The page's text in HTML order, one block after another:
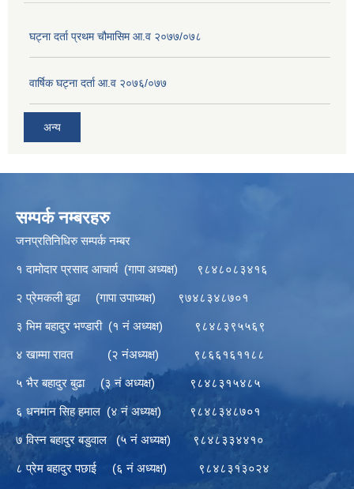
घट्ना दर्ता प्रथम चौमासिम आ.व २०७७/०७८
वार्षिक घट्ना दर्ता आ.व २०७६/०७७
अन्य
सम्पर्क नम्बरहरु
जनप्रतिनिधिरु सम्पर्क नम्बर
१ दामोदार प्रसाद आचार्य (गापा अध्यक्ष) ९८४८०८३४१६
२ प्रेमकली बुढा (गापा उपाध्यक्ष) ९७४८३४८७०१
३ भिम बहादुर भण्डारी (१ नं अध्यक्ष) ९८४८३९५५६९
४ खाम्मा रावत (२ नंअध्यक्ष) ९८६६१६११८८
५ भैर बहादुर बुढा (३ नं अध्यक्ष) ९८४८३१५४८५
६ धनमान सिह हमाल (४ नं अध्यक्ष) ९८४८३४८७०१
७ विस्न बहादुर बडुवाल (५ नं अध्यक्ष) ९८४८३३४४१०
८ प्रेम बहादुर पछाई (६ नं अध्यक्ष) ९८४८३१३०२४